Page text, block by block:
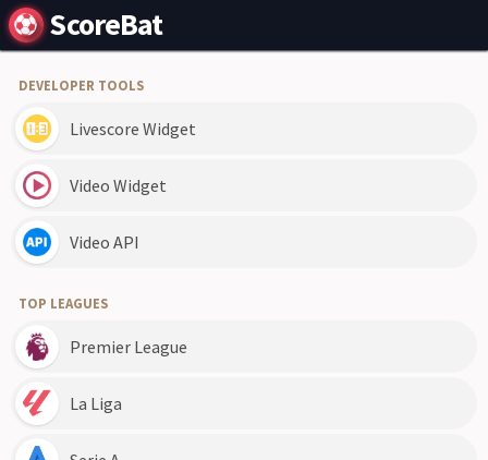
ScoreBat
DEVELOPER TOOLS
Livescore Widget
Video Widget
Video API
TOP LEAGUES
Premier League
La Liga